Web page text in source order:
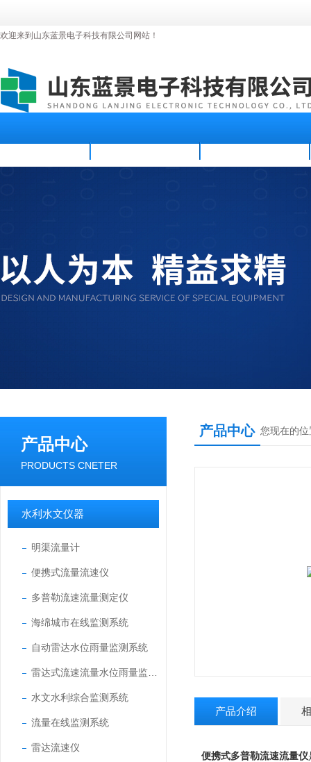
欢迎来到山东蓝景电子科技有限公司网站！
产品中心
PRODUCTS CNETER
水利水文仪器
明渠流量计
便携式流量流速仪
多普勒流速流量测定仪
海绵城市在线监测系统
自动雷达水位雨量监测系统
水文水利综合监测系统
流量在线监测系统
雷达流速仪
产品中心 您现在的位
产品介绍
便携式多普勒流速流量仪